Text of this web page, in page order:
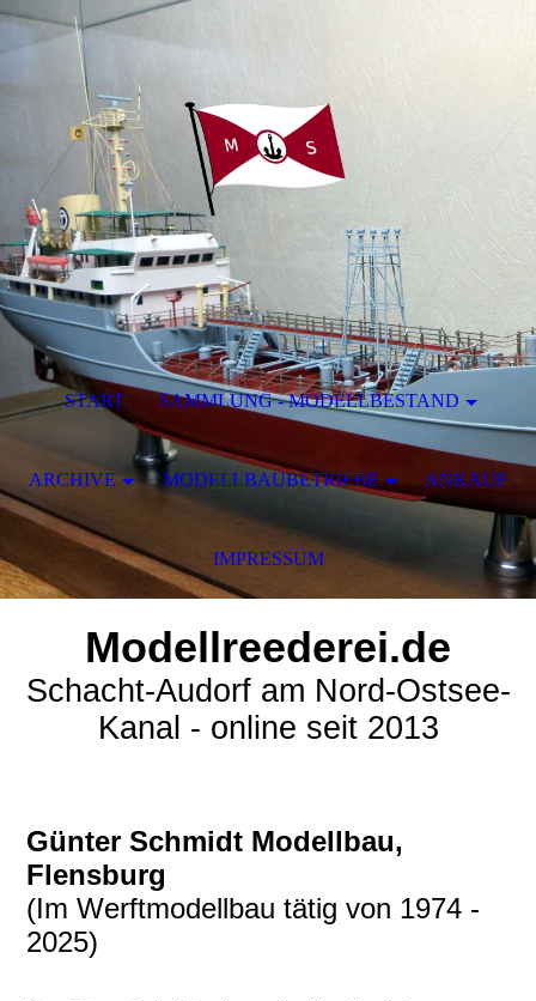
Modellreederei.de
Schacht-Audorf am Nord-Ostsee-
Kanal - online seit 2013
Günter Schmidt Modellbau,
Flensburg
(Im Werftmodellbau tätig von 1974 -
2025)
START SAMMLUNG - MODELLBESTAND
ARCHIVE MODELLBAUBETRIEBE ANKAUF
IMPRESSUM